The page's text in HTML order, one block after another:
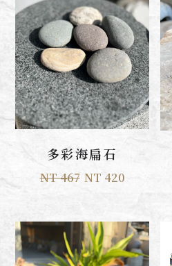
加入購物車
多彩海扁石
NT 467 NT 420